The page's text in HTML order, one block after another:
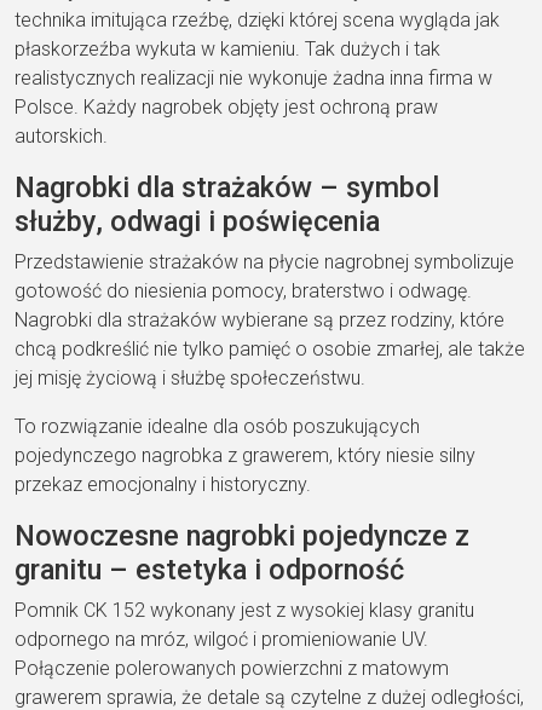
technika imitująca rzeźbę, dzięki której scena wygląda jak
płaskorzeźba wykuta w kamieniu. Tak dużych i tak
realistycznych realizacji nie wykonuje żadna inna firma w
Polsce. Każdy nagrobek objęty jest ochroną praw
autorskich.
Nagrobki dla strażaków – symbol
służby, odwagi i poświęcenia
Przedstawienie strażaków na płycie nagrobnej symbolizuje
gotowość do niesienia pomocy, braterstwo i odwagę.
Nagrobki dla strażaków wybierane są przez rodziny, które
chcą podkreślić nie tylko pamięć o osobie zmarłej, ale także
jej misję życiową i służbę społeczeństwu.
To rozwiązanie idealne dla osób poszukujących
pojedynczego nagrobka z grawerem, który niesie silny
przekaz emocjonalny i historyczny.
Nowoczesne nagrobki pojedyncze z
granitu – estetyka i odporność
Pomnik CK 152 wykonany jest z wysokiej klasy granitu
odpornego na mróz, wilgoć i promieniowanie UV.
Połączenie polerowanych powierzchni z matowym
grawerem sprawia, że detale są czytelne z dużej odległości,